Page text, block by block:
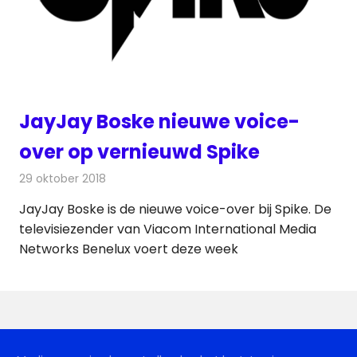
JayJay Boske nieuwe voice-
over op vernieuwd Spike
29 oktober 2018
JayJay Boske is de nieuwe voice-over bij Spike. De
televisiezender van Viacom International Media
Networks Benelux voert deze week